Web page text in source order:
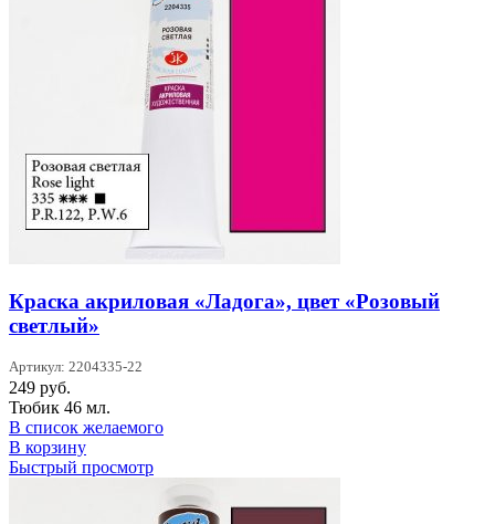
Краска акриловая «Ладога», цвет «Розовый
светлый»
Артикул: 2204335-22
249 руб.
Тюбик 46 мл.
В список желаемого
В корзину
Быстрый просмотр